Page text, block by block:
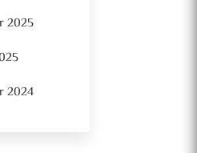
2025
2024